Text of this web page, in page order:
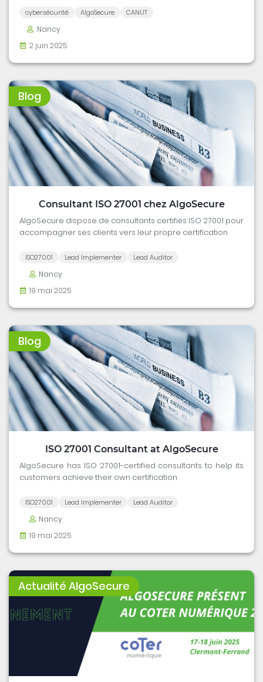
cybersécurité AlgoSecure CANUT
Nancy
2 juin 2025
Blog
Consultant ISO 27001 chez AlgoSecure
AlgoSecure dispose de consultants certifiés ISO 27001 pour
accompagner ses clients vers leur propre certification
ISO27001 Lead Implementer Lead Auditor
Nancy
19 mai 2025
Blog
ISO 27001 Consultant at AlgoSecure
AlgoSecure has ISO 27001-certified consultants to help its
customers achieve their own certification
ISO27001 Lead Implementer Lead Auditor
Nancy
19 mai 2025
Actualité AlgoSecure